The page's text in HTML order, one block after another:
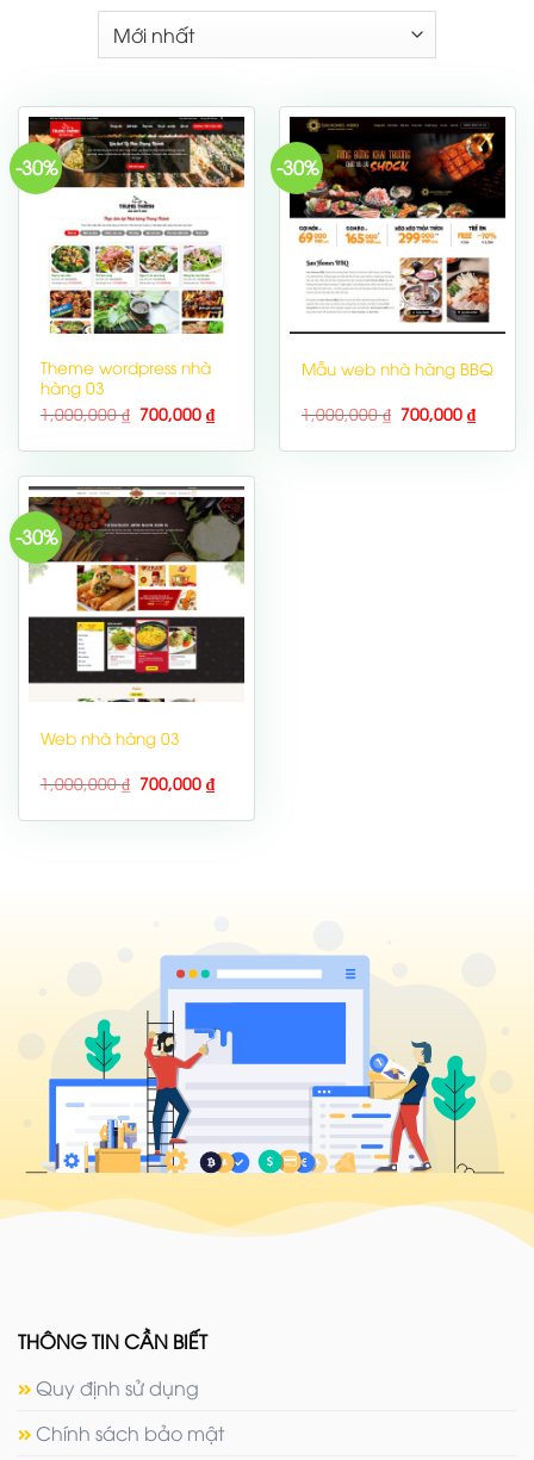
-30%
Theme wordpress nhà
hàng 03
1,000,000₫ 700,000 ₫
-30%
Mẫu web nhà hàng BBQ
1,000,000₫ 700,000 ₫
-30%
Web nhà hàng 03
1,000,000₫ 700,000 ₫
THÔNG TIN CẦN BIẾT
Quy định sử dụng
Chính sách bảo mật